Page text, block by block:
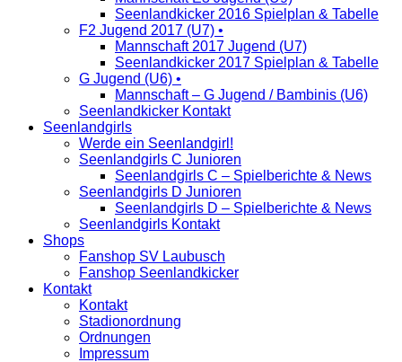
Seenlandkicker 2016 Spielplan & Tabelle
F2 Jugend 2017 (U7) •
Mannschaft 2017 Jugend (U7)
Seenlandkicker 2017 Spielplan & Tabelle
G Jugend (U6) •
Mannschaft – G Jugend / Bambinis (U6)
Seenlandkicker Kontakt
Seenlandgirls
Werde ein Seenlandgirl!
Seenlandgirls C Junioren
Seenlandgirls C – Spielberichte & News
Seenlandgirls D Junioren
Seenlandgirls D – Spielberichte & News
Seenlandgirls Kontakt
Shops
Fanshop SV Laubusch
Fanshop Seenlandkicker
Kontakt
Kontakt
Stadionordnung
Ordnungen
Impressum